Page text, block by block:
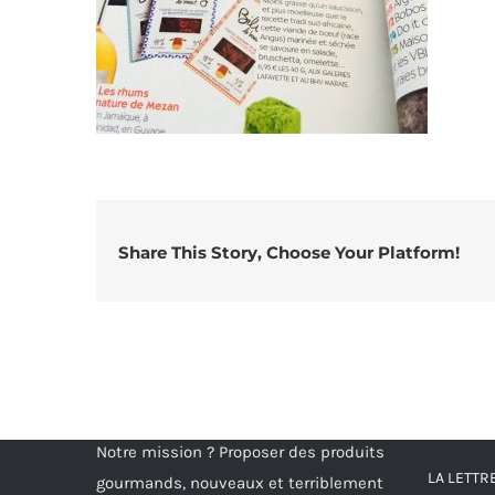
Share This Story, Choose Your Platform!
Notre mission ? Proposer des produits
gourmands, nouveaux et terriblement
LA